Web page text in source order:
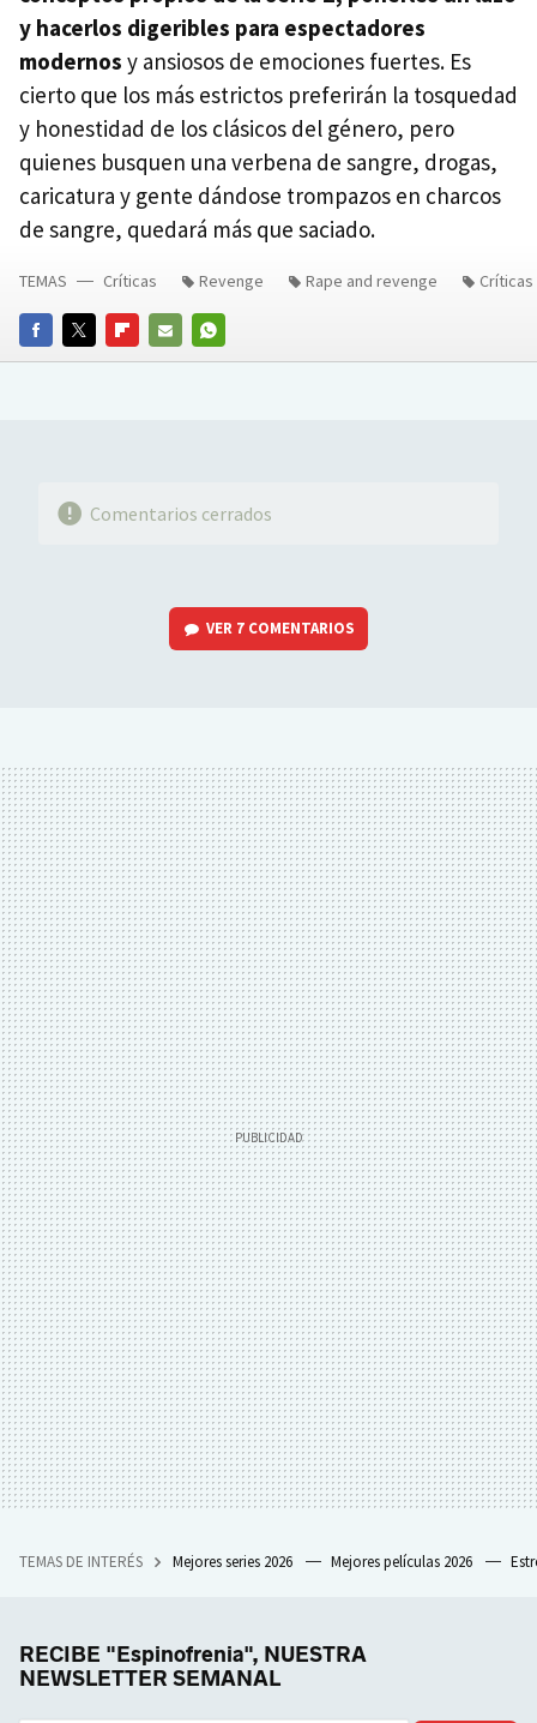
y hacerlos digeribles para espectadores
modernos y ansiosos de emociones fuertes. Es
cierto que los más estrictos preferirán la tosquedad
y honestidad de los clásicos del género, pero
quienes busquen una verbena de sangre, drogas,
caricatura y gente dándose trompazos en charcos
de sangre, quedará más que saciado.
FACEBOOKTWITTERFLIPBOARD
E-
WHATSAPP
TEMAS Críticas Revenge Rape and revenge
Comentarios cerrados
VER 7 COMENTARIOS
TEMAS DE INTERÉS Mejores series 2026 Mejores películas 2026
RECIBE "Espinofrenia", NUESTRA
NEWSLETTER SEMANAL